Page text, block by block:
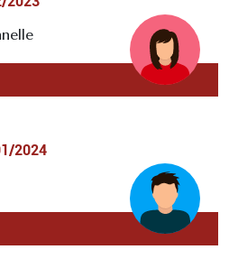
2024